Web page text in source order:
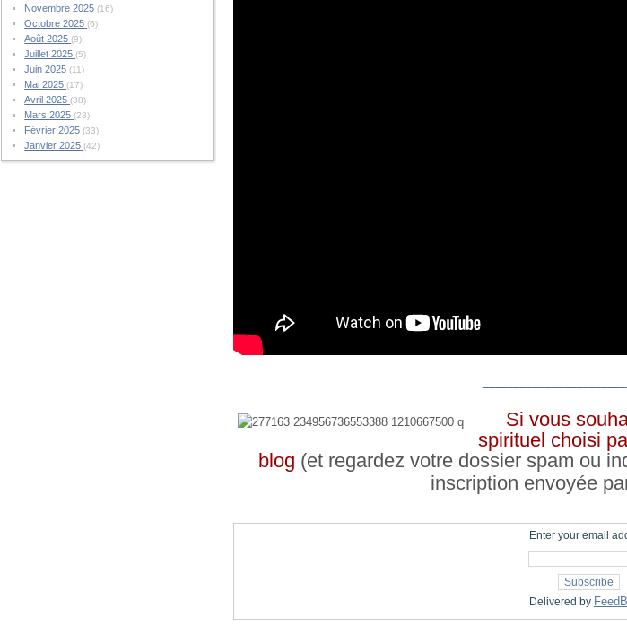
Novembre 2025(16)
Octobre 2025(6)
Août 2025(9)
Juillet 2025(5)
Juin 2025(11)
Mai 2025(17)
Avril 2025(38)
Mars 2025(28)
Février 2025(33)
Janvier 2025(42)
Si vous
spirituel choisi
blog (et regardez votre dossier spam ou
inscription envoyée
Enter your email
Delivered by